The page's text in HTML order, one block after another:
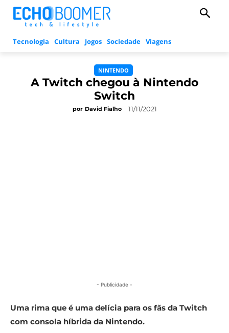
Tecnologia Cultura Jogos Sociedade Viagens
NINTENDO
A Twitch chegou à Nintendo
Switch
por David Fialho 11/11/2021
- Publicidade -
Uma rima que é uma delícia para os fãs da Twitch
com consola híbrida da Nintendo.